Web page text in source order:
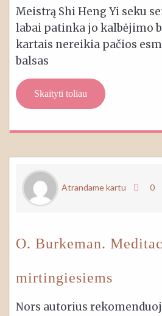
Meistrą Shi Heng Yi seku
labai patinka jo kalbėjimo
kartais nereikia pačios
balsas
Skaityti toliau
Atrandame kartu 0
O. Burkeman.
mirtingiesiems
Nors autorius